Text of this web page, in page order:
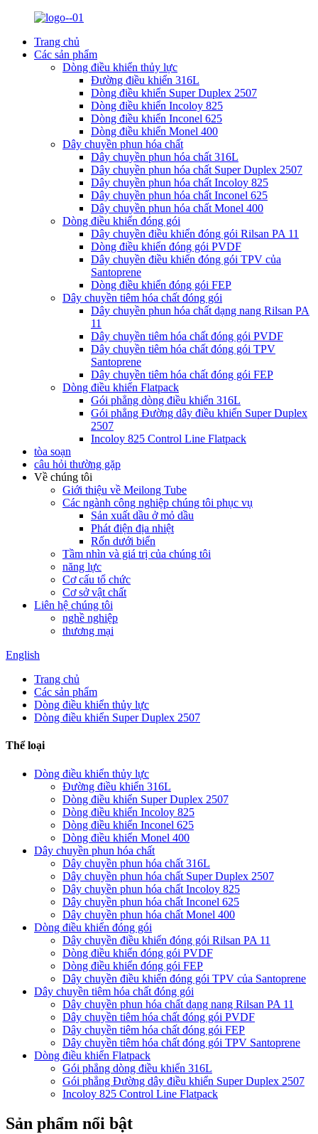
Trang chủ
Các sản phẩm
Dòng điều khiển thủy lực
Đường điều khiển 316L
Dòng điều khiển Super Duplex 2507
Dòng điều khiển Incoloy 825
Dòng điều khiển Inconel 625
Dòng điều khiển Monel 400
Dây chuyền phun hóa chất
Dây chuyền phun hóa chất 316L
Dây chuyền phun hóa chất Super Duplex 2507
Dây chuyền phun hóa chất Incoloy 825
Dây chuyền phun hóa chất Inconel 625
Dây chuyền phun hóa chất Monel 400
Dòng điều khiển đóng gói
Dây chuyền điều khiển đóng gói Rilsan PA 11
Dòng điều khiển đóng gói PVDF
Dây chuyền điều khiển đóng gói TPV của
Santoprene
Dòng điều khiển đóng gói FEP
Dây chuyền tiêm hóa chất đóng gói
Dây chuyền phun hóa chất dạng nang Rilsan PA
11
Dây chuyền tiêm hóa chất đóng gói PVDF
Dây chuyền tiêm hóa chất đóng gói TPV
Santoprene
Dây chuyền tiêm hóa chất đóng gói FEP
Dòng điều khiển Flatpack
Gói phẳng dòng điều khiển 316L
Gói phẳng Đường dây điều khiển Super Duplex
2507
Incoloy 825 Control Line Flatpack
tòa soạn
câu hỏi thường gặp
Về chúng tôi
Giới thiệu về Meilong Tube
Các ngành công nghiệp chúng tôi phục vụ
Sản xuất dầu ở mỏ dầu
Phát điện địa nhiệt
Rốn dưới biển
Tầm nhìn và giá trị của chúng tôi
năng lực
Cơ cấu tổ chức
Cơ sở vật chất
Liên hệ chúng tôi
nghề nghiệp
thương mại
English
Trang chủ
Các sản phẩm
Dòng điều khiển thủy lực
Dòng điều khiển Super Duplex 2507
Thể loại
Dòng điều khiển thủy lực
Đường điều khiển 316L
Dòng điều khiển Super Duplex 2507
Dòng điều khiển Incoloy 825
Dòng điều khiển Inconel 625
Dòng điều khiển Monel 400
Dây chuyền phun hóa chất
Dây chuyền phun hóa chất 316L
Dây chuyền phun hóa chất Super Duplex 2507
Dây chuyền phun hóa chất Incoloy 825
Dây chuyền phun hóa chất Inconel 625
Dây chuyền phun hóa chất Monel 400
Dòng điều khiển đóng gói
Dây chuyền điều khiển đóng gói Rilsan PA 11
Dòng điều khiển đóng gói PVDF
Dòng điều khiển đóng gói FEP
Dây chuyền điều khiển đóng gói TPV của Santoprene
Dây chuyền tiêm hóa chất đóng gói
Dây chuyền phun hóa chất dạng nang Rilsan PA 11
Dây chuyền tiêm hóa chất đóng gói PVDF
Dây chuyền tiêm hóa chất đóng gói FEP
Dây chuyền tiêm hóa chất đóng gói TPV Santoprene
Dòng điều khiển Flatpack
Gói phẳng dòng điều khiển 316L
Gói phẳng Đường dây điều khiển Super Duplex 2507
Incoloy 825 Control Line Flatpack
Sản phẩm nổi bật